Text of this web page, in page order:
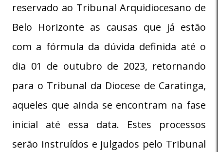
reservado ao Tribunal Arquidiocesano de
Belo Horizonte as causas que já estão
com a fórmula da dúvida definida até o
dia 01 de outubro de 2023, retornando
para o Tribunal da Diocese de Caratinga,
aqueles que ainda se encontram na fase
inicial até essa data. Estes processos
serão instruídos e julgados pelo Tribunal